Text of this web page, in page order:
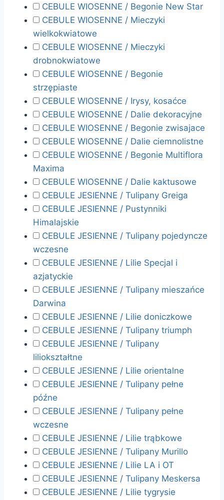
CEBULE WIOSENNE / Begonie New Star
CEBULE WIOSENNE / Mieczyki
wielkokwiatowe
CEBULE WIOSENNE / Mieczyki
drobnokwiatowe
CEBULE WIOSENNE / Begonie
strzępiaste
CEBULE WIOSENNE / Irysy, kosaćce
CEBULE WIOSENNE / Dalie dekoracyjne
CEBULE WIOSENNE / Begonie zwisajace
CEBULE WIOSENNE / Dalie ciemnolistne
CEBULE WIOSENNE / Begonie Multiflora
Maxima
CEBULE WIOSENNE / Dalie kaktusowe
CEBULE JESIENNE / Tulipany Greiga
CEBULE JESIENNE / Pustynniki
Himalajskie
CEBULE JESIENNE / Tulipany pojedyncze
wczesne
CEBULE JESIENNE / Lilie Specjal i
azjatyckie
CEBULE JESIENNE / Tulipany mieszańce
Darwina
CEBULE JESIENNE / Lilie doniczkowe
CEBULE JESIENNE / Tulipany triumph
CEBULE JESIENNE / Tulipany
liliokształtne
CEBULE JESIENNE / Lilie orientalne
CEBULE JESIENNE / Tulipany pełne
późne
CEBULE JESIENNE / Tulipany pełne
wczesne
CEBULE JESIENNE / Lilie trąbkowe
CEBULE JESIENNE / Tulipany Murillo
CEBULE JESIENNE / Lilie LA i OT
CEBULE JESIENNE / Tulipany Meskersa
CEBULE JESIENNE / Lilie tygrysie